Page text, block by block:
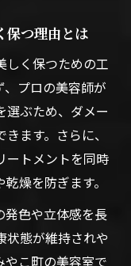
保つ理由とは
しく保つための工
プロの美容師が
選ぶため、ダメー
ます。さらに、
ートメントを同時
燥を防ぎます。
発色や立体感を長
状態が維持されや
やこ町の美容室で